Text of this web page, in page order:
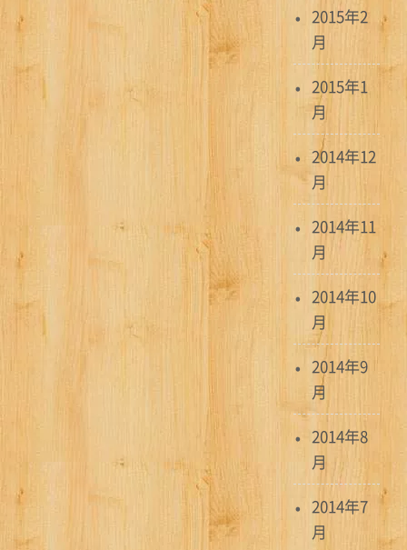
2015年2
月
2015年1
月
2014年12
月
2014年11
月
2014年10
月
2014年9
月
2014年8
月
2014年7
月